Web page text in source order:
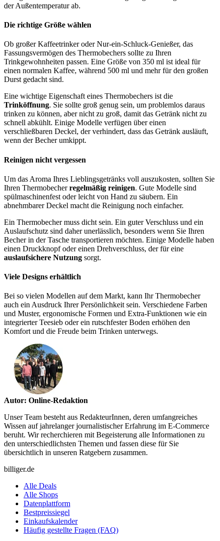
der Außentemperatur ab.
Die richtige Größe wählen
Ob großer Kaffeetrinker oder Nur-ein-Schluck-Genießer, das
Fassungsvermögen des Thermobechers sollte zu Ihren
Trinkgewohnheiten passen. Eine Größe von 350 ml ist ideal für
einen normalen Kaffee, während 500 ml und mehr für den großen
Durst gedacht sind.
Eine wichtige Eigenschaft eines Thermobechers ist die
Trinköffnung. Sie sollte groß genug sein, um problemlos daraus
trinken zu können, aber nicht zu groß, damit das Getränk nicht zu
schnell abkühlt. Einige Modelle verfügen über einen
verschließbaren Deckel, der verhindert, dass das Getränk ausläuft,
wenn der Becher umkippt.
Reinigen nicht vergessen
Um das Aroma Ihres Lieblingsgetränks voll auszukosten, sollten Sie
Ihren Thermobecherregelmäßig reinigen. Gute Modelle sind
spülmaschinenfest oder leicht von Hand zu säubern. Ein
abnehmbarer Deckel macht die Reinigung noch einfacher.
Ein Thermobecher muss dicht sein. Ein guter Verschluss und ein
Auslaufschutz sind daher unerlässlich, besonders wenn Sie Ihren
Becher in der Tasche transportieren möchten. Einige Modelle haben
einen Druckknopf oder einen Drehverschluss, der für eine
auslaufsichere Nutzung sorgt.
Viele Designs erhältlich
Bei so vielen Modellen auf dem Markt, kann Ihr Thermobecher
auch ein Ausdruck Ihrer Persönlichkeit sein. Verschiedene Farben
und Muster, ergonomische Formen und Extra-Funktionen wie ein
integrierter Teesieb oder ein rutschfester Boden erhöhen den
Komfort und die Freude beim Trinken unterwegs.
Autor: Online-Redaktion
Unser Team besteht aus RedakteurInnen, deren umfangreiches
Wissen auf jahrelanger journalistischer Erfahrung im E-Commerce
beruht. Wir recherchieren mit Begeisterung alle Informationen zu
den unterschiedlichsten Themen und fassen diese für Sie
übersichtlich in unseren Ratgebern zusammen.
billiger.de
Alle Deals
Alle Shops
Datenplattform
Bestpreissiegel
Einkaufskalender
Häufig gestellte Fragen (FAQ)